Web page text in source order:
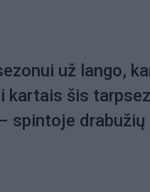
už lango,
kartais šis
spintoje